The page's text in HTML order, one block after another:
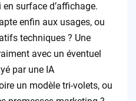
surface d’affichage.
enfin aux usages, ou
techniques ? Une
avec un éventuel
par une IA
un modèle tri-volets, ou